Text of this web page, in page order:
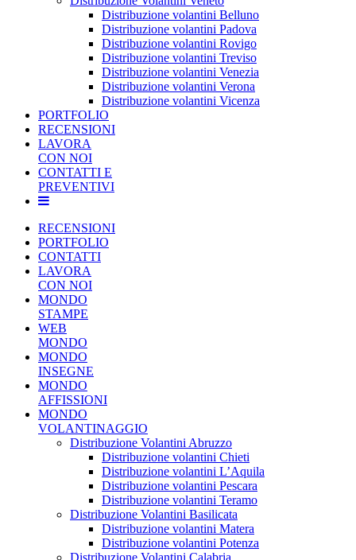
Distribuzione volantini Belluno
Distribuzione volantini Padova
Distribuzione volantini Rovigo
Distribuzione volantini Treviso
Distribuzione volantini Venezia
Distribuzione volantini Verona
Distribuzione volantini Vicenza
PORTFOLIO
RECENSIONI
LAVORA
CON NOI
CONTATTI E
PREVENTIVI
RECENSIONI
PORTFOLIO
CONTATTI
LAVORA
CON NOI
MONDO
STAMPE
WEB
MONDO
MONDO
INSEGNE
MONDO
AFFISSIONI
MONDO
VOLANTINAGGIO
Distribuzione Volantini Abruzzo
Distribuzione volantini Chieti
Distribuzione volantini L’Aquila
Distribuzione volantini Pescara
Distribuzione volantini Teramo
Distribuzione Volantini Basilicata
Distribuzione volantini Matera
Distribuzione volantini Potenza